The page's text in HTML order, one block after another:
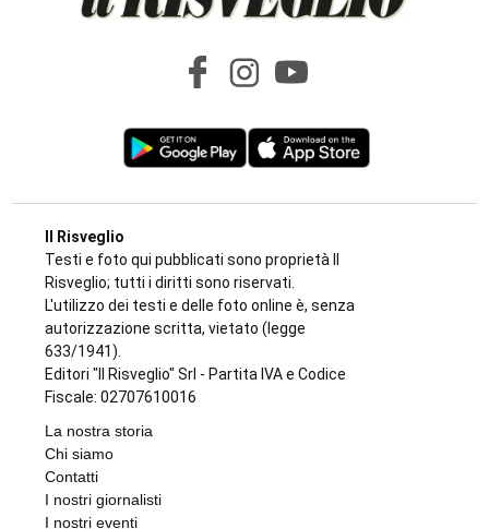
CRONACA NERA
Travolge un gruppo di ciclisti e fugge. Due
feriti gravi, fermato l’automobilista
Antonello Micali